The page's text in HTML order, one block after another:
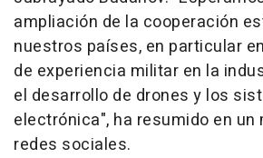
ampliación de la cooperación
nuestros países, en particular
de experiencia militar en la
el desarrollo de drones y los
electrónica", ha resumido en un
redes sociales.